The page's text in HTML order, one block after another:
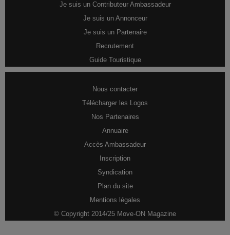
Je suis un Contributeur Ambassadeur
Je suis un Annonceur
Je suis un Partenaire
Recrutement
Guide Touristique
Nous contacter
Télécharger les Logos
Nos Partenaires
Annuaire
Accès Ambassadeur
Inscription
Syndication
Plan du site
Mentions légales
© Copyright 2014/25 Move-ON Magazine